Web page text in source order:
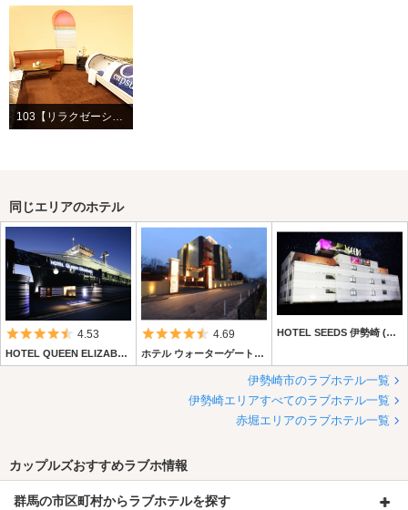
103【リラクゼーションルーム】
同じエリアのホテル
5つ星のうち4.5
4.53
HOTEL QUEEN ELIZABETH (ホテル クィーンエリザベス)
5つ星のうち4.5
4.69
ホテル ウォーターゲート伊勢崎店
HOTEL SEEDS 伊勢崎 (ホテル シーズ伊勢崎)
伊勢崎市のラブホテル一覧
伊勢崎エリアすべてのラブホテル一覧
赤堀エリアのラブホテル一覧
カップルズおすすめラブホ情報
群馬の市区町村からラブホテルを探す